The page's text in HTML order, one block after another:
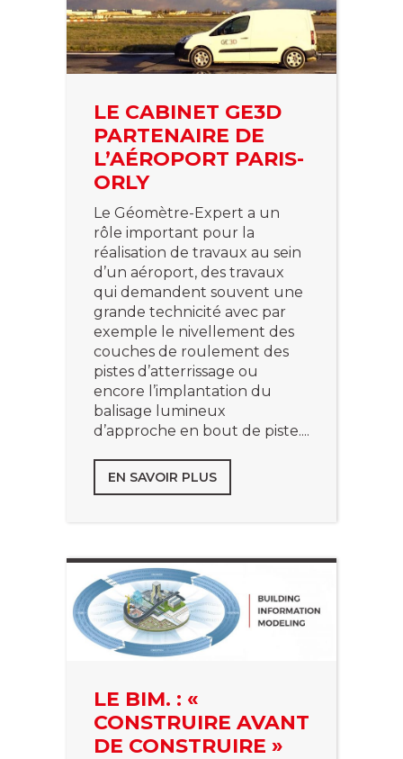
LE CABINET GE3D
PARTENAIRE DE
L’AÉROPORT PARIS-
ORLY
Le Géomètre-Expert a un
rôle important pour la
réalisation de travaux au sein
d’un aéroport, des travaux
qui demandent souvent une
grande technicité avec par
exemple le nivellement des
couches de roulement des
pistes d’atterrissage ou
encore l’implantation du
balisage lumineux
d’approche en bout de piste....
EN SAVOIR PLUS
LE BIM. : «
CONSTRUIRE AVANT
DE CONSTRUIRE »